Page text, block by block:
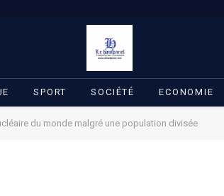
SPORT SOCIÉTÉ ECONOMIE
du monde malgré une population divisée